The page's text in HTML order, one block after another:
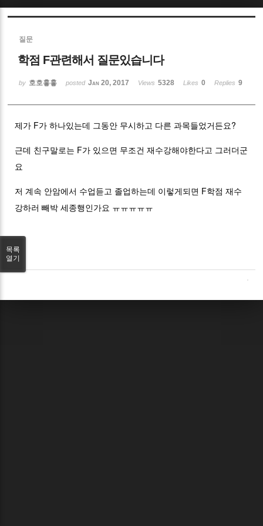
질문
학점 F관련해서 질문있습니다
by 호호홓홓 posted Jan 20, 2017 Views 5328 Likes 0 Replies 9
제가 F가 하나있는데 그동안 무시하고 다른 과목들었거든요?
근데 친구말로는 F가 있으면 무조건 재수강해야한다고 그러더군
요
저 계속 안암에서 수업듣고 졸업하는데 이렇게되면 F학점 재수
강하러 빼박 세종행인가요 ㅠㅠㅠㅠㅠ
목록
열기
Sketchbook5, 스케치북5
Sketchbook5, 스케치북5